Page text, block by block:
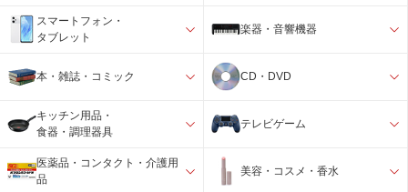
スマートフォン・
タブレット
楽器・音響機器
本・雑誌・コミック CD・DVD
キッチン用品・
食器・調理器具
テレビゲーム
医薬品・コンタクト・介護用
品
美容・コスメ・香水